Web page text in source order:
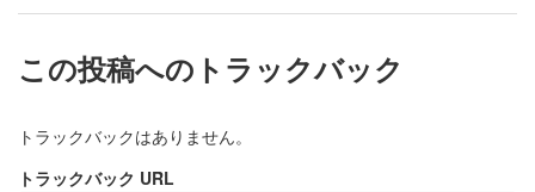
この投稿へのトラックバック
トラックバックはありません。
トラックバック URL